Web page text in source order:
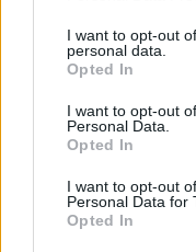
not limited to your visit
grant or deny consent
use your data for
consent section.
I want to opt-out
personal data.
Opted In
I want to opt-out
Personal Data.
Opted In
I want to opt-out
Personal Data for
Opted In